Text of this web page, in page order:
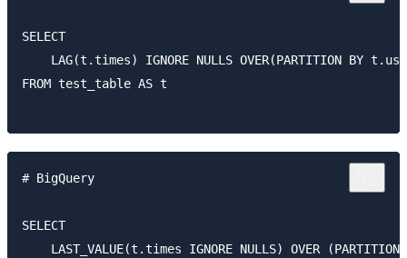
SELECT
LAG(t.times) IGNORE NULLS OVER(PARTITION BY
FROM test_table AS t
# BigQuery
SELECT
LAST_VALUE(t.times IGNORE NULLS) OVER